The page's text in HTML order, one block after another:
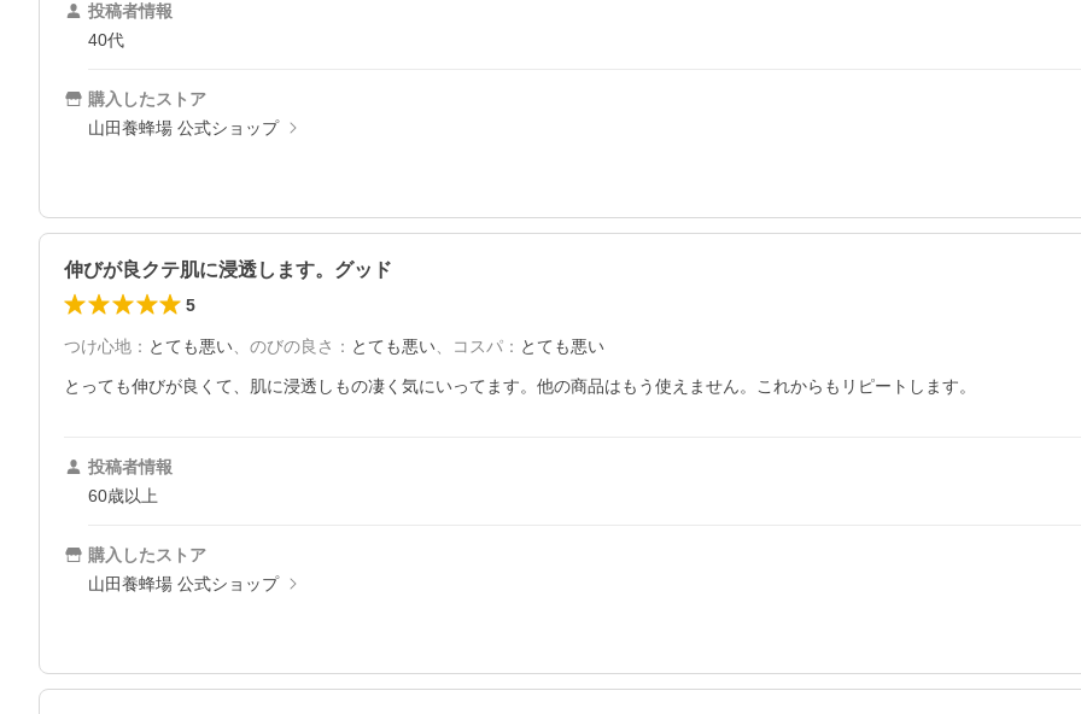
投稿者情報
40代
購入したストア
山田養蜂場 公式ショップ
伸びが良クテ肌に浸透します。グッド
5
つけ心地 ： とても悪い、 のびの良さ ： とても悪い、 コスパ ： とても悪い
とっても伸びが良くて、肌に浸透しもの凄く気にいってます。他の商品はもう使えません。これからもリピートします。
投稿者情報
60歳以上
購入したストア
山田養蜂場 公式ショップ